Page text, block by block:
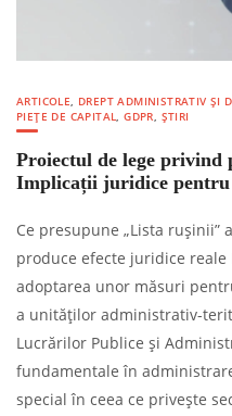
ARTICOLE, DREPT ADMINISTRATIV ȘI
PIEȚE DE CAPITAL,GDPR, ȘTIRI
Proiectul de lege
Implicații juridice pentru
Ce presupune „Lista
produce efecte juridice
adoptarea unor măsuri
a unităților administrativ-
Lucrărilor Publice și
fundamentale în
special în ceea ce privește